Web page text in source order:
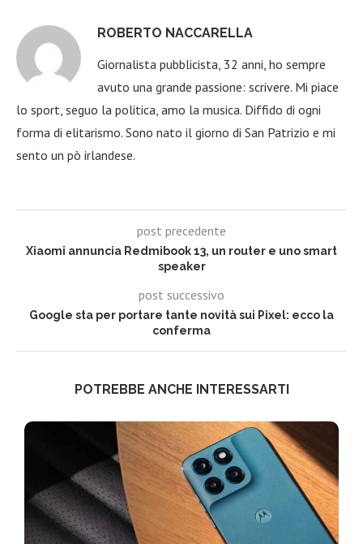
ROBERTO NACCARELLA
Giornalista pubblicista, 32 anni, ho sempre
avuto una grande passione: scrivere. Mi piace
lo sport, seguo la politica, amo la musica. Diffido di ogni
forma di elitarismo. Sono nato il giorno di San Patrizio e mi
sento un pò irlandese.
post precedente
Xiaomi annuncia Redmibook 13, un router e uno smart
speaker
post successivo
Google sta per portare tante novità sui Pixel: ecco la
conferma
POTREBBE ANCHE INTERESSARTI